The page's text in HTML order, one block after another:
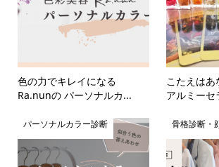
色の力でキレイになる
Ra.nunの パーソナルカ...
こたえはあ
アルミーセ
パーソナルカラー診断 骨格診断・